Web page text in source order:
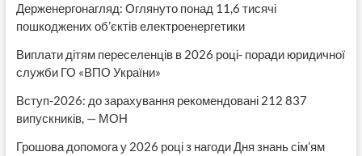
Держенергонагляд: Оглянуто понад 11,6 тисячі
пошкоджених об’єктів електроенергетики
Виплати дітям переселенців в 2026 році- поради юридичної
служби ГО «ВПО України»
Вступ-2026: до зарахування рекомендовані 212 837
випускників, — МОН
Грошова допомога у 2026 році з нагоди Дня знань сім’ям